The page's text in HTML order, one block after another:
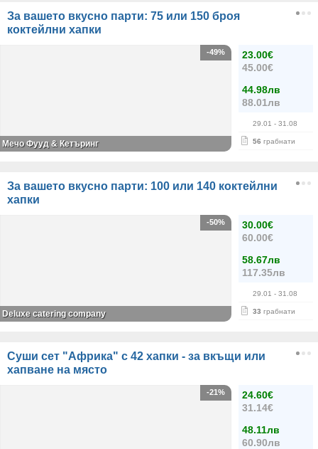
За вашето вкусно парти: 75 или 150 броя
коктейлни хапки
23.00€
45.00€
44.98лв
88.01лв
29.01 - 31.08
56 грабнати
-49%
Мечо Фууд & Кетъринг
За вашето вкусно парти: 100 или 140 коктейлни
хапки
30.00€
60.00€
58.67лв
117.35лв
29.01 - 31.08
33 грабнати
-50%
Deluxe catering company
Суши сет "Африка" с 42 хапки - за вкъщи или
хапване на място
24.60€
31.14€
48.11лв
60.90лв
-21%